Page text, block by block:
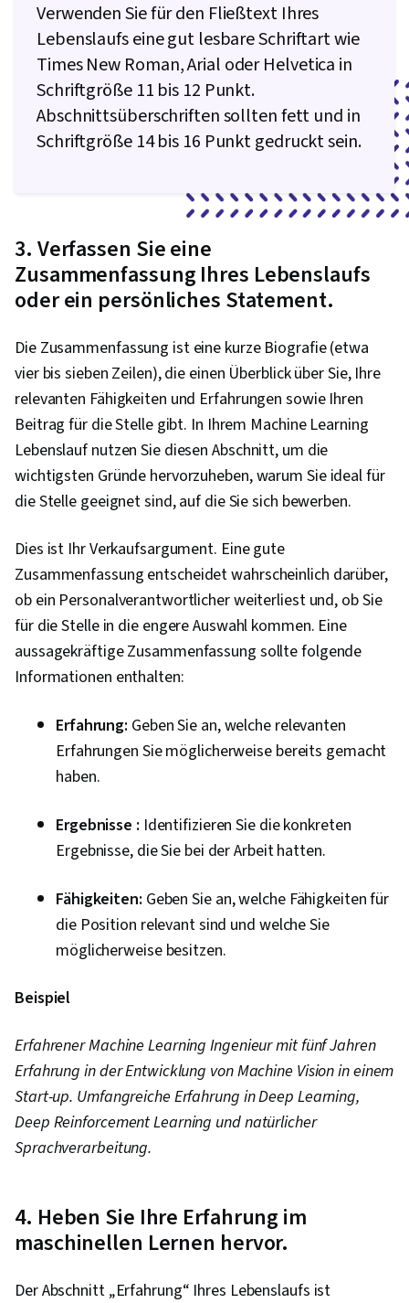
Verwenden Sie für den Fließtext Ihres
Lebenslaufs eine gut lesbare Schriftart wie
Times New Roman, Arial oder Helvetica in
Schriftgröße 11 bis 12 Punkt.
Abschnittsüberschriften sollten fett und in
Schriftgröße 14 bis 16 Punkt gedruckt sein.
3. Verfassen Sie eine
Zusammenfassung Ihres Lebenslaufs
oder ein persönliches Statement.
Die Zusammenfassung ist eine kurze Biografie (etwa
vier bis sieben Zeilen), die einen Überblick über Sie, Ihre
relevanten Fähigkeiten und Erfahrungen sowie Ihren
Beitrag für die Stelle gibt. In Ihrem Machine Learning
Lebenslauf nutzen Sie diesen Abschnitt, um die
wichtigsten Gründe hervorzuheben, warum Sie ideal für
die Stelle geeignet sind, auf die Sie sich bewerben.
Dies ist Ihr Verkaufsargument. Eine gute
Zusammenfassung entscheidet wahrscheinlich darüber,
ob ein Personalverantwortlicher weiterliest und, ob Sie
für die Stelle in die engere Auswahl kommen. Eine
aussagekräftige Zusammenfassung sollte folgende
Informationen enthalten:
Erfahrung: Geben Sie an, welche relevanten
Erfahrungen Sie möglicherweise bereits gemacht
haben.
Ergebnisse : Identifizieren Sie die konkreten
Ergebnisse, die Sie bei der Arbeit hatten.
Fähigkeiten: Geben Sie an, welche Fähigkeiten für
die Position relevant sind und welche Sie
möglicherweise besitzen.
Beispiel
Erfahrener Machine Learning Ingenieur mit fünf Jahren
Erfahrung in der Entwicklung von Machine Vision in einem
Start-up. Umfangreiche Erfahrung in Deep Learning,
Deep Reinforcement Learning und natürlicher
Sprachverarbeitung.
4. Heben Sie Ihre Erfahrung im
maschinellen Lernen hervor.
Der Abschnitt „Erfahrung“ Ihres Lebenslaufs ist